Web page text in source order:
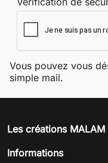
Vous pouvez vous
simple mail.
Les créations MALAM
Informations